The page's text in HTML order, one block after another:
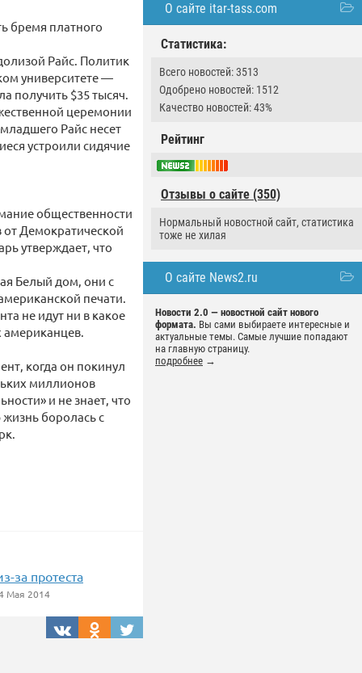
О сайте itar-tass.com
Статистика:
Всего новостей: 3513
Одобрено новостей: 1512
Качество новостей: 43%
Рейтинг
Отзывы о сайте (350)
Нормальный новостной сайт, статистика
тоже не хилая
О сайте News2.ru
Новости 2.0 — новостной сайт нового
формата. Вы сами выбираете интересные и
актуальные темы. Самые лучшие попадают
на главную страницу.
подробнее →
бремя платного
Райс. Политик
университете —
получить $35 тысяч.
церемонии
Райс несет
устроили сидячие
общественности
от Демократической
утверждает, что
Белый дом, они с
печати.
не идут ни в какое
когда он покинул
миллионов
и не знает, что
жизнь боролась с
за протеста
Мая 2014